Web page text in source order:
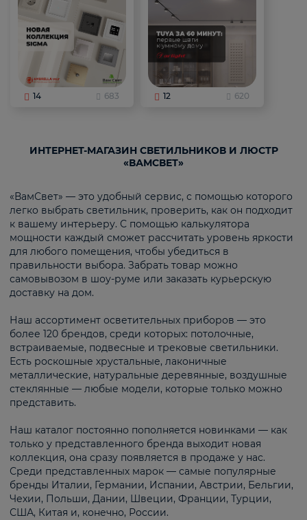
14 683 12 620
ИНТЕРНЕТ-МАГАЗИН СВЕТИЛЬНИКОВ И ЛЮСТР
«ВАМСВЕТ»
«ВамСвет» — это удобный сервис, с помощью которого
легко выбрать светильник, проверить, как он подходит
к вашему интерьеру. С помощью калькулятора
мощности каждый сможет рассчитать уровень яркости
для любого помещения, чтобы убедиться в
правильности выбора. Забрать товар можно
самовывозом в шоу-руме или заказать курьерскую
доставку на дом.
Наш ассортимент осветительных приборов — это
более 120 брендов, среди которых: потолочные,
встраиваемые, подвесные и трековые светильники.
Есть роскошные хрустальные, лаконичные
металлические, натуральные деревянные, воздушные
стеклянные — любые модели, которые только можно
представить.
Наш каталог постоянно пополняется новинками — как
только у представленного бренда выходит новая
коллекция, она сразу появляется в продаже у нас.
Среди представленных марок — самые популярные
бренды Италии, Германии, Испании, Австрии, Бельгии,
Чехии, Польши, Дании, Швеции, Франции, Турции,
США, Китая и, конечно, России.